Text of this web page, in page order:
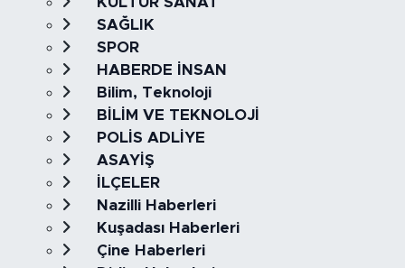
SAĞLIK
SPOR
HABERDE İNSAN
Bilim, Teknoloji
BİLİM VE TEKNOLOJİ
POLİS ADLİYE
ASAYİŞ
İLÇELER
Nazilli Haberleri
Kuşadası Haberleri
Çine Haberleri